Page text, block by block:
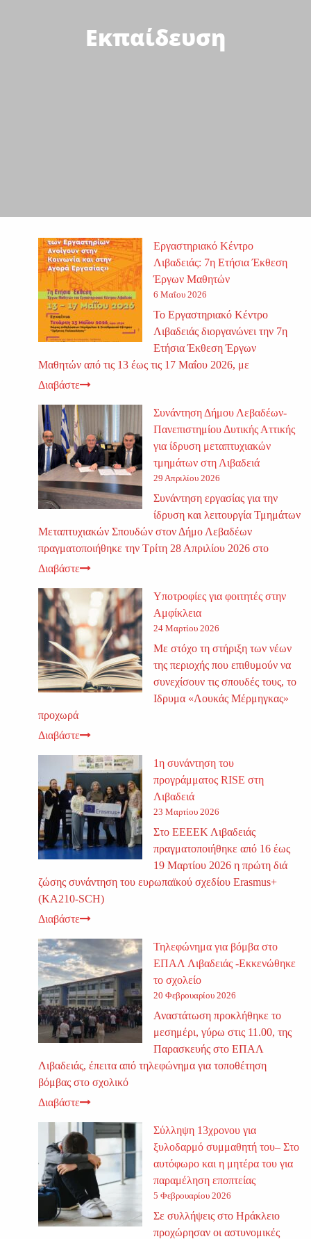
Εκπαίδευση
Εργαστηριακό Κέντρο
Λιβαδειάς: 7η Ετήσια Έκθεση
Έργων Μαθητών
6 Μαΐου 2026
Το Εργαστηριακό Κέντρο
Λιβαδειάς διοργανώνει την 7η
Ετήσια Έκθεση Έργων
Μαθητών από τις 13 έως τις 17 Μαΐου 2026, με
Διαβάστε
Συνάντηση Δήμου Λεβαδέων-
Πανεπιστημίου Δυτικής Αττικής
για ίδρυση μεταπτυχιακών
τμημάτων στη Λιβαδειά
29 Απριλίου 2026
Συνάντηση εργασίας για την
ίδρυση και λειτουργία Τμημάτων
Μεταπτυχιακών Σπουδών στον Δήμο Λεβαδέων
πραγματοποιήθηκε την Τρίτη 28 Απριλίου 2026 στο
Διαβάστε
Υποτροφίες για φοιτητές στην
Αμφίκλεια
24 Μαρτίου 2026
Με στόχο τη στήριξη των νέων
της περιοχής που επιθυμούν να
συνεχίσουν τις σπουδές τους, το
Ιδρυμα «Λουκάς Μέρμηγκας»
προχωρά
Διαβάστε
1η συνάντηση του
προγράμματος RISE στη
Λιβαδειά
23 Μαρτίου 2026
Στο ΕΕΕΕΚ Λιβαδειάς
πραγματοποιήθηκε από 16 έως
19 Μαρτίου 2026 η πρώτη διά
ζώσης συνάντηση του ευρωπαϊκού σχεδίου Erasmus+
(KA210-SCH)
Διαβάστε
Τηλεφώνημα για βόμβα στο
ΕΠΑΛ Λιβαδειάς -Εκκενώθηκε
το σχολείο
20 Φεβρουαρίου 2026
Αναστάτωση προκλήθηκε το
μεσημέρι, γύρω στις 11.00, της
Παρασκευής στο ΕΠΑΛ
Λιβαδειάς, έπειτα από τηλεφώνημα για τοποθέτηση
βόμβας στο σχολικό
Διαβάστε
Σύλληψη 13χρονου για
ξυλοδαρμό συμμαθητή του– Στο
αυτόφωρο και η μητέρα του για
παραμέληση εποπτείας
5 Φεβρουαρίου 2026
Σε συλλήψεις στο Ηράκλειο
προχώρησαν οι αστυνομικές